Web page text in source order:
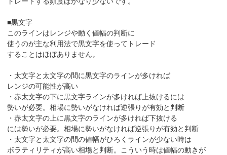
■黒文字
このラインはレンジや動く値幅の判断に
使うのが主な利用法で黒文字を使ってトレード
することはほぼありません。
・太文字と太文字の間に黒文字のラインが多ければ
レンジの可能性が高い
・赤太文字の下に黒文字ラインが多ければ上抜けるには
勢いが必要。相場に勢いがなければ逆張りが有効と判断
・赤太文字の上に黒文字のラインが多ければ下抜ける
には勢いが必要。相場に勢いがなければ逆張りが有効と判断
・太文字と太文字の間の値幅がひろくラインが少ない時は
ボラティリティが高い相場と判断。こういう時は値幅の動きが